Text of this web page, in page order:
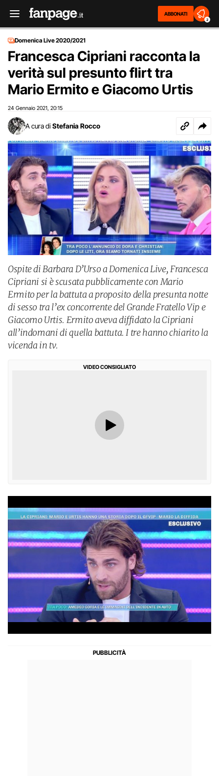
ABBONATI
2
Domenica Live 2020/2021
Francesca Cipriani racconta la
verità sul presunto flirt tra
Mario Ermito e Giacomo Urtis
24 Gennaio 2021 20:15
A cura di Stefania Rocco
Ospite di Barbara D’Urso a Domenica Live, Francesca
Cipriani si è scusata pubblicamente con Mario
Ermito per la battuta a proposito della presunta notte
di sesso tra l’ex concorrente del Grande Fratello Vip e
Giacomo Urtis. Ermito aveva diffidato la Cipriani
all’indomani di quella battuta. I tre hanno chiarito la
vicenda in tv.
VIDEO CONSIGLIATO